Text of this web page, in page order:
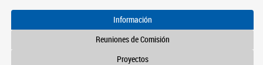
Información
Reuniones de Comisión
Proyectos